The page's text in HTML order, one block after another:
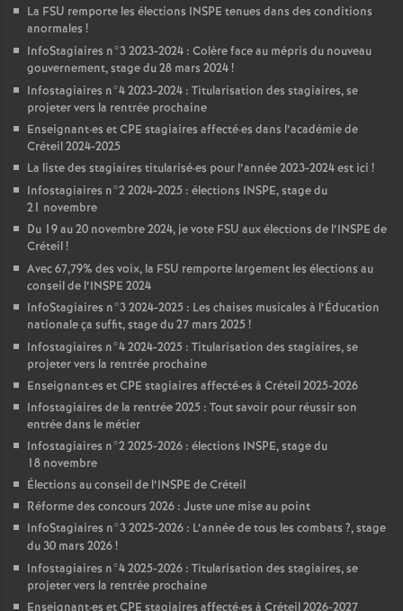
La FSU remporte les élections INSPE tenues dans des conditions
anormales !
InfoStagiaires n°3 2023-2024 : Colère face au mépris du nouveau
gouvernement, stage du 28 mars 2024!
Infostagiaires n°4 2023-2024 : Titularisation des stagiaires, se
projeter vers la rentrée prochaine
Enseignant·es etCPE stagiaires affecté·es dans l’académie de
Créteil 2024-2025
La liste des stagiaires titularisé·es pour l’année 2023-2024 est ici !
Infostagiaires n°2 2024-2025 : élections INSPE, stage du
21 novembre
Du 19 au 20 novembre 2024, je vote FSU aux élections de l’INSPE de
Créteil!
Avec 67,79% des voix, la FSU remporte largement les élections au
conseil de l’INSPE 2024
InfoStagiaires n°3 2024-2025 : Les chaises musicales à l’Éducation
nationale ça suffit, stage du 27 mars 2025!
Infostagiaires n°4 2024-2025 : Titularisation des stagiaires, se
projeter vers la rentrée prochaine
Enseignant·es etCPE stagiaires affecté·es à Créteil 2025-2026
Infostagiaires de la rentrée 2025 : Tout savoir pour réussir son
entrée dans le métier
Infostagiaires n°2 2025-2026 : élections INSPE, stage du
18 novembre
Élections au conseil de l’INSPE de Créteil
Réforme des concours 2026 : Juste une mise au point
InfoStagiaires n°3 2025-2026 : L’année de tous les combats ?, stage
du 30 mars 2026!
Infostagiaires n°4 2025-2026 : Titularisation des stagiaires, se
projeter vers la rentrée prochaine